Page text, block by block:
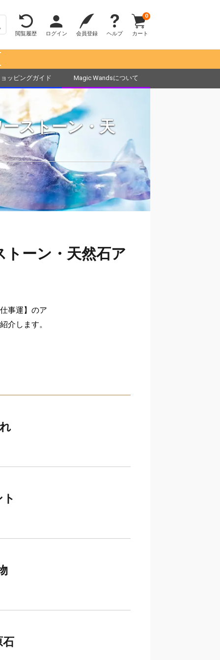
閲覧履歴 ログイン 会員登録 ヘルプ カート
0
ッピングガイド Magic Wandsについて
ストーン・天
トーン・天然石ア
事運】のア
介します。
石